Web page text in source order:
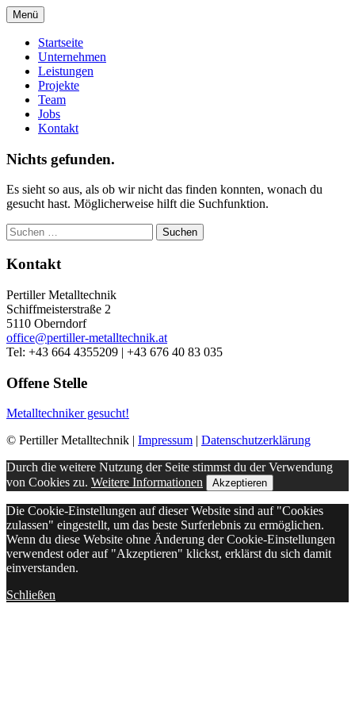
Springe
zum
InhaltPertiller Metalltechnik
Menü
Startseite
Unternehmen
Leistungen
Projekte
Team
Jobs
Kontakt
Nichts gefunden.
Es sieht so aus, als ob wir nicht das finden konnten, wonach du
gesucht hast. Möglicherweise hilft die Suchfunktion.
Suchen
nach:
Kontakt
Pertiller Metalltechnik
Schiffmeisterstraße 2
5110 Oberndorf
office@pertiller-metalltechnik.at
Tel: +43 664 4355209 | +43 676 40 83 035
Offene Stelle
Metalltechniker gesucht!
© Pertiller Metalltechnik | Impressum | Datenschutzerklärung
Durch die weitere Nutzung der Seite stimmst du der Verwendung
von Cookies zu. Weitere Informationen Akzeptieren
Die Cookie-Einstellungen auf dieser Website sind auf "Cookies
zulassen" eingestellt, um das beste Surferlebnis zu ermöglichen.
Wenn du diese Website ohne Änderung der Cookie-Einstellungen
verwendest oder auf "Akzeptieren" klickst, erklärst du sich damit
einverstanden.
Schließen